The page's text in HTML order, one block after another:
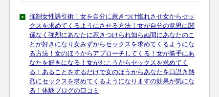
強制女性誘引術！女を自分に惹きつけ惚れさせ女からセッ
クスを求めてくるようにさせる方法！女が自分の意思に関
係なく強烈にあなたに惹きつけられ知らぬ間にあなたのこ
とが好きになり女みずからセックスを求めてくるようにな
る方法！女のほうからアプローチしてくる！女が勝手にあ
なたを好きになる！女がむこうからセックスを求めてく
る！あることをするだけで女のほうからあなたを口説き熱
烈にセックスを求めてくるようになりますの効果が気にな
る！体験ブログの口コミ